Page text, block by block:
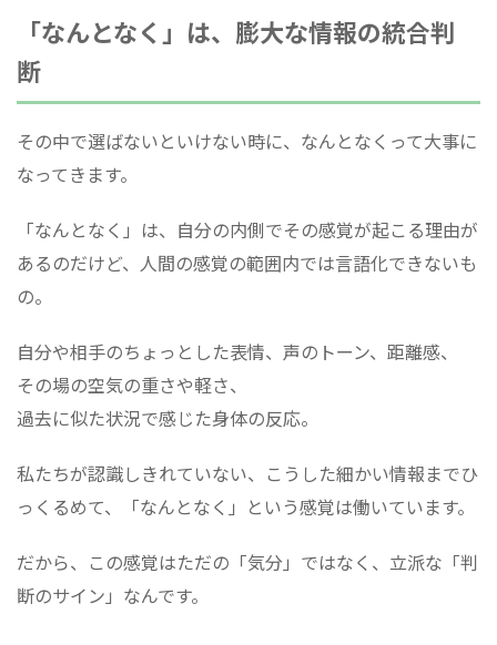
「なんとなく」は、膨大な情報の統合判
断
その中で選ばないといけない時に、なんとなくって大事に
なってきます。
「なんとなく」は、自分の内側でその感覚が起こる理由が
あるのだけど、人間の感覚の範囲内では言語化できないも
の。
自分や相手のちょっとした表情、声のトーン、距離感、
その場の空気の重さや軽さ、
過去に似た状況で感じた身体の反応。
私たちが認識しきれていない、こうした細かい情報までひ
っくるめて、「なんとなく」という感覚は働いています。
だから、この感覚はただの「気分」ではなく、立派な「判
断のサイン」なんです。